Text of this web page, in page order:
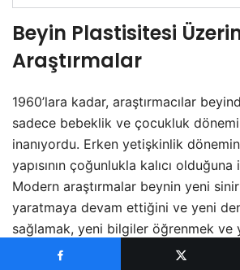
Beyin Plastisitesi
Araştırmalar
1960’lara kadar, araştırmacılar
sadece bebeklik ve çocukluk
inanıyordu. Erken yetişkinlik
yapısının çoğunlukla kalıcı olduğuna
Modern araştırmalar beynin yeni sinir
yaratmaya devam ettiğini ve yeni
sağlamak, yeni bilgiler öğrenmek ve
yaratmak için var olanları